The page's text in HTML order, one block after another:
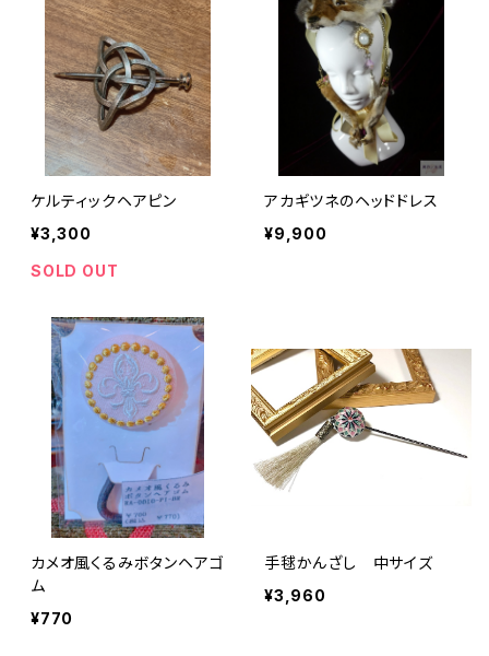
ケルティックヘアピン
¥3,300
SOLD OUT
アカギツネのヘッドドレス
¥9,900
カメオ風くるみボタンヘアゴ
ム
¥770
手毬かんざし 中サイズ
¥3,960